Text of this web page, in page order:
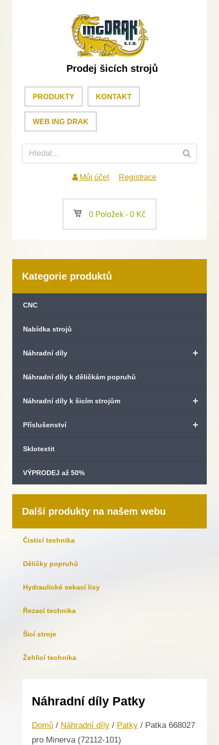
Prodej šicích strojů
PRODUKTY KONTAKT
WEB ING DRAK
Můj účet Registrace
a 0 Položek - 0 Kč
Kategorie produktů
CNC
Nabídka strojů
+
Náhradní díly
Náhradní díly k děličkám popruhů
+
Náhradní díly k šicím strojům
+
Příslušenství
Sklotextit
VÝPRODEJ až 50%
Další produkty na našem webu
Čisticí technika
Děličky popruhů
Hydraulické sekací lisy
Řezací technika
Šicí stroje
Žehlicí technika
Náhradní díly Patky
Domů / Náhradní díly / Patky / Patka 668027
pro Minerva (72112-101)